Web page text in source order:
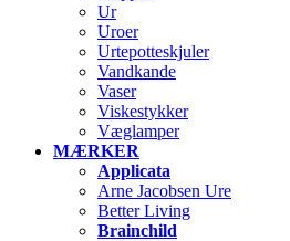
Ur
Uroer
Urtepotteskjuler
Vandkande
Vaser
Viskestykker
Væglamper
MÆRKER
Applicata
Arne Jacobsen Ure
Better Living
Brainchild